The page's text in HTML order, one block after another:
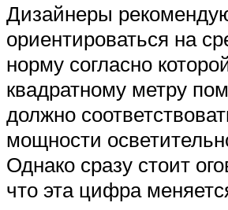
Дизайнеры
ориентироваться на
норму согласно
квадратному метру
должно
мощности
Однако сразу стоит
что эта цифра